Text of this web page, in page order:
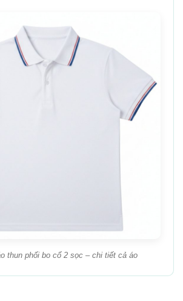
thun phối bo cổ 2 sọc – chi tiết cả áo